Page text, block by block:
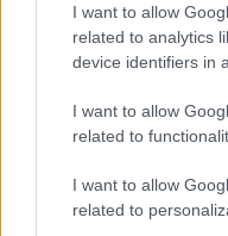
I want to allow
related to analytics
device identifiers in
I want to allow
related to
I want to allow
related to
keramikinlay,
zahnkrone
ungarischer
ungarn
1.